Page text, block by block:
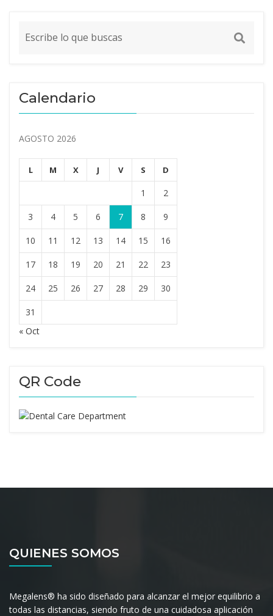
Calendario
AGOSTO 2026
L M X J V S D
1 2
3 4 5 6 7 8 9
10 11 12 13 14 15 16
17 18 19 20 21 22 23
24 25 26 27 28 29 30
31
« Oct
QR Code
QUIENES SOMOS
Megalens® ha sido diseñado para alcanzar el mejor equilibrio a
todas las distancias, siendo fruto de una cuidadosa aplicación